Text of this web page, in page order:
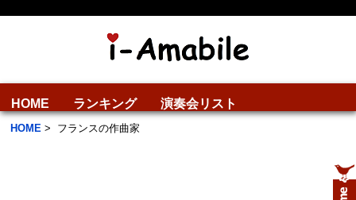
HOME ランキング 演奏会リスト
HOME > フランスの作曲家